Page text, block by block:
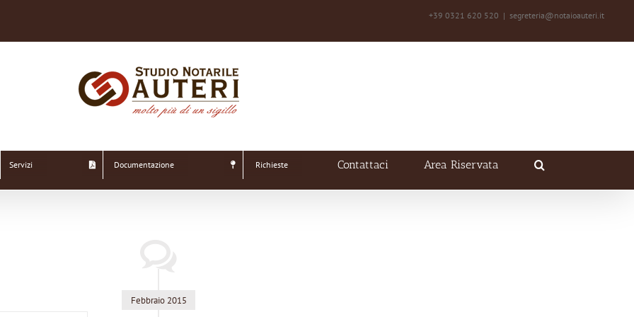
+39 0321 620 520 | segreteria@notaioauteri.it
Servizi Documentazione Richieste Contattaci Area Riservata
Febbraio 2015